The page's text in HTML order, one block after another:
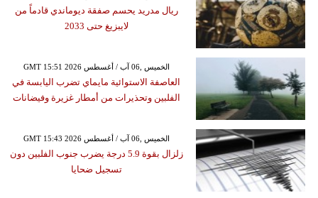
ريال مدريد يحسم صفقة ديوماندي قادماً من
لايبزيغ حتى 2033
GMT 15:51 2026 الخميس ,06 آب / أغسطس
العاصفة الاستوائية مايماي تضرب اليابسة في
الفلبين وتحذيرات من أمطار غزيرة وفيضانات
GMT 15:43 2026 الخميس ,06 آب / أغسطس
زلزال بقوة 5.9 درجة يضرب جنوب الفلبين دون
تسجيل ضحايا